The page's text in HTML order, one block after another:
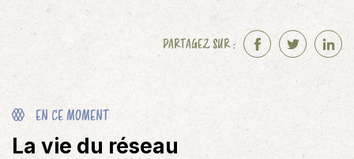
PARTAGEZ SUR :
F
T
L
e
EN CE MOMENT
La vie du réseau